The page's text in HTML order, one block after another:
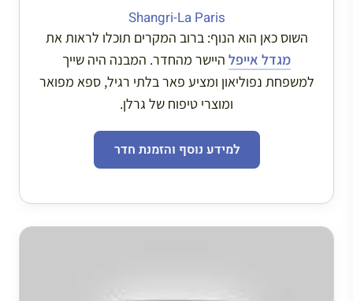
Shangri-La Paris
השוס כאן הוא הנוף: ברוב המקרים תוכלו לראות את
מגדל אייפל היישר מהחדר. המבנה היה שייך
למשפחת נפוליאון ומציע פאר בלתי רגיל, ספא מפואר
ומוצרי טיפוח של גרלן.
למידע נוסף והזמנת חדר